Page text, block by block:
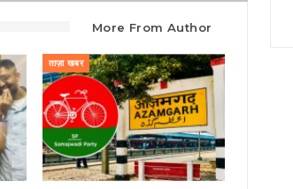
More From Author
ताज़ा खबर